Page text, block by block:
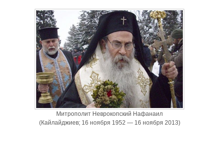
Митрополит Неврокопский Нафанаил
(Кайлайджиев; 16 ноября 1952 — 16 ноября 2013)